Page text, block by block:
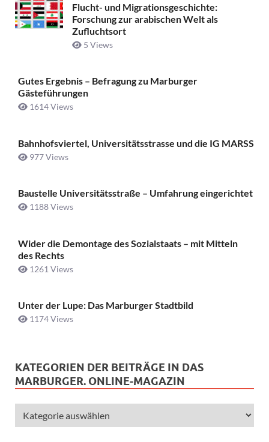
Flucht- und Migrationsgeschichte:
Forschung zur arabischen Welt als
Zufluchtsort
5 Views
Gutes Ergebnis – Befragung zu Marburger
Gästeführungen
1614 Views
Bahnhofsviertel, Universitätsstrasse und die IG MARSS
977 Views
Baustelle Universitätsstraße ­– Umfahrung eingerichtet
1188 Views
Wider die Demontage des Sozialstaats – mit Mitteln
des Rechts
1261 Views
Unter der Lupe: Das Marburger Stadtbild
1174 Views
KATEGORIEN DER BEITRÄGE IN DAS
MARBURGER. ONLINE-MAGAZIN